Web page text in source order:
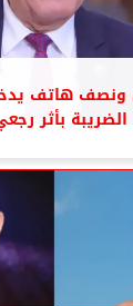
ونصف هاتف
الضريبة بأثر